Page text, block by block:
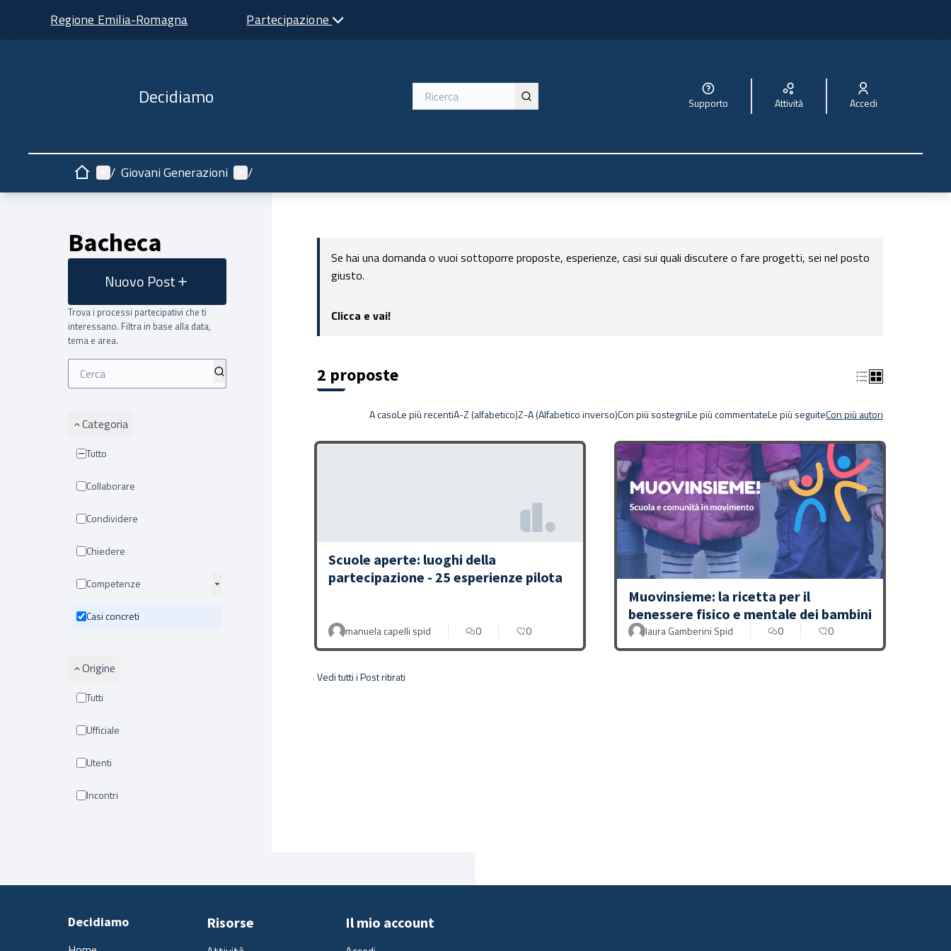
Regione Emilia-Romagna Partecipazione
Decidiamo Supporto Attività Accedi
HomeMenù principale
/ Giovani Generazioni Menù utente
/
Bacheca
Nuovo Post
Trova i processi partecipativi che ti
interessano. Filtra in base alla data,
tema e area.
Categoria
Tutto
Collaborare
Condividere
Chiedere
Competenze
Casi concreti
Origine
Tutti
Ufficiale
Utenti
Incontri
Se hai una domanda o vuoi sottoporre proposte, esperienze, casi sui quali discutere o fare progetti, sei nel posto
giusto.
Clicca e vai!
2 proposte
A casoLe più recentiA-Z (alfabetico)Z-A (Alfabetico inverso)Con più sostegniLe più commentateLe più seguiteCon più autori
Scuole aperte: luoghi della
partecipazione - 25 esperienze pilota
manuela capelli spid 0 0
Muovinsieme: la ricetta per il
benessere fisico e mentale dei bambini
laura Gamberini Spid 0 0
Vedi tutti i Post ritirati
Decidiamo Risorse Il mio account